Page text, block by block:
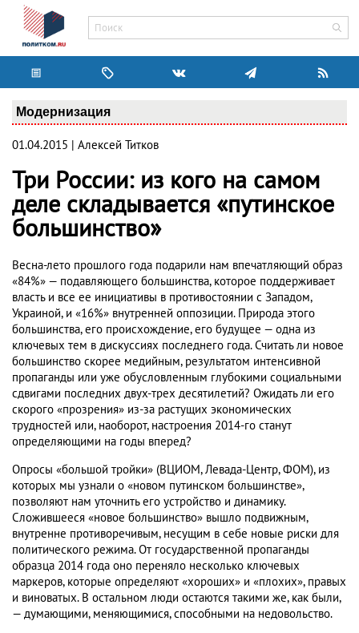
Модернизация
01.04.2015 | Алексей Титков
Три России: из кого на самом
деле складывается «путинское
большинство»
Весна-лето прошлого года подарили нам впечатляющий образ
«84%» — подавляющего большинства, которое поддерживает
власть и все ее инициативы в противостоянии с Западом,
Украиной, и «16%» внутренней оппозиции. Природа этого
большинства, его происхождение, его будущее — одна из
ключевых тем в дискуссиях последнего года. Считать ли новое
большинство скорее медийным, результатом интенсивной
пропаганды или уже обусловленным глубокими социальными
сдвигами последних двух-трех десятилетий? Ожидать ли его
скорого «прозрения» из-за растущих экономических
трудностей или, наоборот, настроения 2014-го станут
определяющими на годы вперед?
Опросы «большой тройки» (ВЦИОМ, Левада-Центр, ФОМ), из
которых мы узнали о «новом путинском большинстве»,
позволяют нам уточнить его устройство и динамику.
Сложившееся «новое большинство» вышло подвижным,
внутренне противоречивым, несущим в себе новые риски для
политического режима. От государственной пропаганды
образца 2014 года оно переняло несколько ключевых
маркеров, которые определяют «хороших» и «плохих», правых
и виноватых. В остальном люди остаются такими же, как были,
— думающими, меняющимися, способными на недовольство.